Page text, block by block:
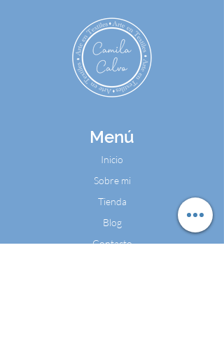
Menú
Inicio
Sobre mi
Tienda
Blog
Contacto